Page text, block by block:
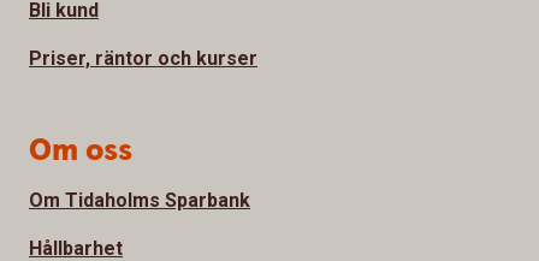
Bli kund
Priser, räntor och kurser
Om oss
Om Tidaholms Sparbank
Hållbarhet